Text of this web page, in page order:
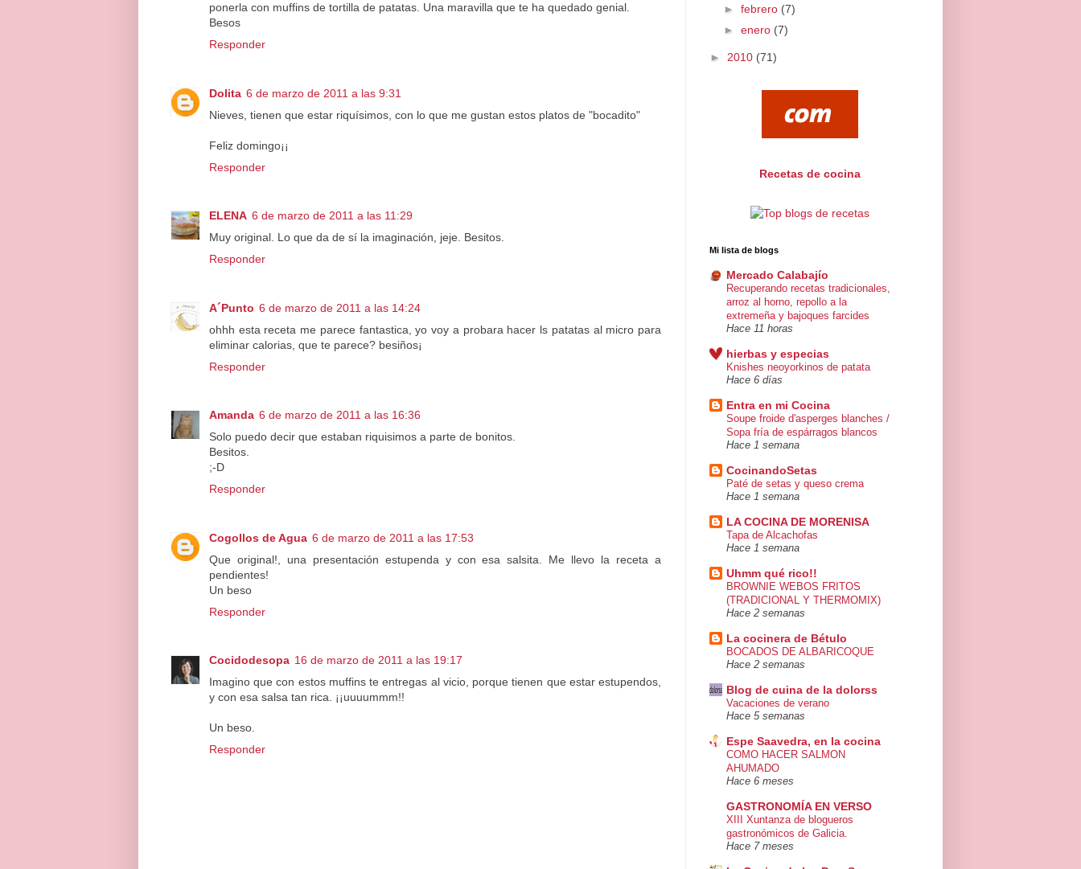
ponerla con muffins de tortilla de patatas. Una maravilla que te ha quedado genial.
Besos
Responder
Dolita 6 de marzo de 2011 a las 9:31
Nieves, tienen que estar riquísimos, con lo que me gustan estos platos de "bocadito"
Feliz domingo¡¡
Responder
ELENA 6 de marzo de 2011 a las 11:29
Muy original. Lo que da de sí la imaginación, jeje. Besitos.
Responder
A´Punto 6 de marzo de 2011 a las 14:24
ohhh esta receta me parece fantastica, yo voy a probara hacer ls patatas al micro para
eliminar calorias, que te parece? besiños¡
Responder
Amanda 6 de marzo de 2011 a las 16:36
Solo puedo decir que estaban riquisimos a parte de bonitos.
Besitos.
;-D
Responder
Cogollos de Agua 6 de marzo de 2011 a las 17:53
Que original!, una presentación estupenda y con esa salsita. Me llevo la receta a
pendientes!
Un beso
Responder
Cocidodesopa 16 de marzo de 2011 a las 19:17
Imagino que con estos muffins te entregas al vicio, porque tienen que estar estupendos,
y con esa salsa tan rica. ¡¡uuuummm!!
Un beso.
Responder
► febrero (7)
► enero (7)
► 2010 (71)
Recetas de cocina
Mi lista de blogs
Mercado Calabajío
Recuperando recetas tradicionales,
arroz al horno, repollo a la
extremeña y bajoques farcides
Hace 11 horas
hierbas y especias
Knishes neoyorkinos de patata
Hace 6 días
Entra en mi Cocina
Soupe froide d'asperges blanches /
Sopa fría de espárragos blancos
Hace 1 semana
CocinandoSetas
Paté de setas y queso crema
Hace 1 semana
LA COCINA DE MORENISA
Tapa de Alcachofas
Hace 1 semana
Uhmm qué rico!!
BROWNIE WEBOS FRITOS
(TRADICIONAL Y THERMOMIX)
Hace 2 semanas
La cocinera de Bétulo
BOCADOS DE ALBARICOQUE
Hace 2 semanas
Blog de cuina de la dolorss
Vacaciones de verano
Hace 5 semanas
Espe Saavedra, en la cocina
COMO HACER SALMON
AHUMADO
Hace 6 meses
GASTRONOMÍA EN VERSO
XIII Xuntanza de blogueros
gastronómicos de Galicia.
Hace 7 meses